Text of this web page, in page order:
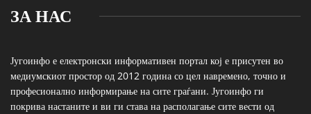
ЗА НАС
Југоинфо е електронски информативен портал кој е присутен во
медиумскиот простор од 2012 година со цел навремено, точно и
професионално информирање на сите граѓани. Југоинфо ги
покрива настаните и ви ги става на располагање сите вести од